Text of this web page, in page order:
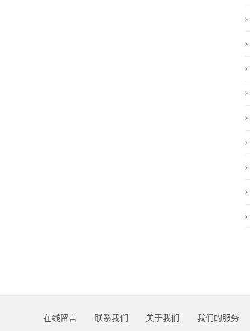
在线留言 联系我们 关于我们 我们的服务